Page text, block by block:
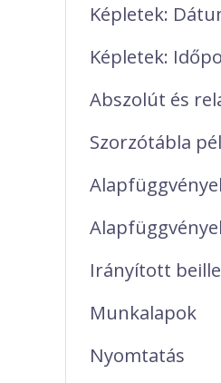
Képletek:
Képletek:
Abszolút és
Szorzótábla
Irányított
Munkalapok
Nyomtatás